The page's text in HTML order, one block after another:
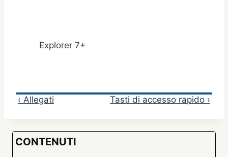
Explorer 7+
‹ Allegati Tasti di accesso rapido ›
CONTENUTI